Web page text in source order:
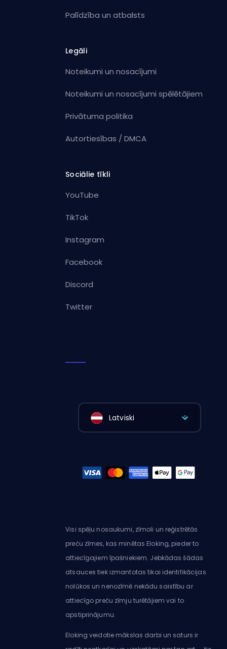
Palīdzība un atbalsts
Legāli
Noteikumi un nosacījumi
Noteikumi un nosacījumi spēlētājiem
Privātuma politika
Autortiesības / DMCA
Sociālie tīkli
YouTube
TikTok
Instagram
Facebook
Discord
Twitter
Latviski
Visi spēļu nosaukumi, zīmoli un reģistrētās
preču zīmes, kas minētas Eloking, pieder to
attiecīgajiem īpašniekiem. Jebkādas šādas
atsauces tiek izmantotas tikai identifikācijas
nolūkos un nenozīmē nekādu saistību ar
attiecīgo preču zīmju turētājiem vai to
apstiprinājumu.
Eloking veidotie mākslas darbi un saturs ir